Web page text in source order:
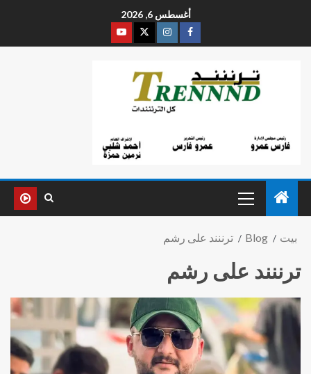
أغسطس 6, 2026
بيت Blog ترننند على رشم
ترننند على رشم